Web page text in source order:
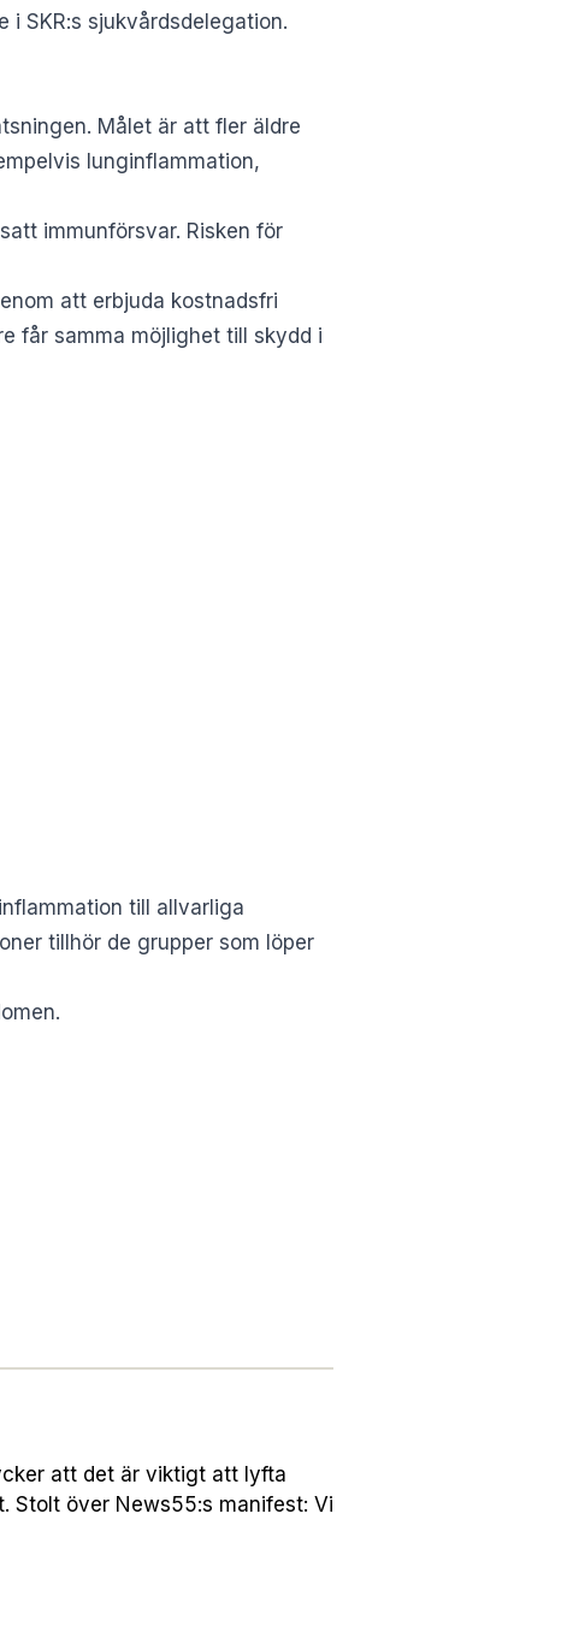
i SKR:s sjukvårdsdelegation.
Målet är att fler äldre
lunginflammation,
immunförsvar. Risken för
att erbjuda kostnadsfri
får samma möjlighet till skydd i
till allvarliga
tillhör de grupper som löper
att det är viktigt att lyfta
Stolt över News55:s manifest: Vi